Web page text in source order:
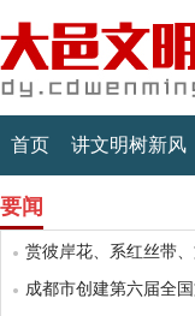
首页 讲文明树新风
要闻
赏彼岸花、系红丝带
成都市创建第六届全